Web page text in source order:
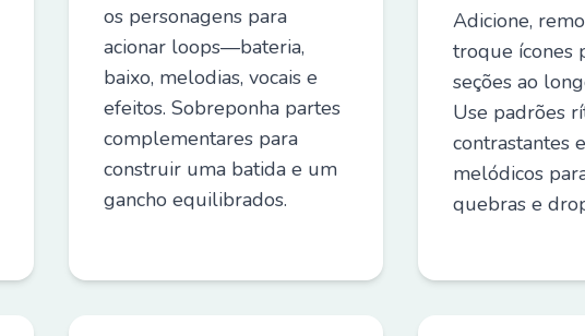
os personagens para
acionar loops—bateria,
baixo, melodias, vocais e
efeitos. Sobreponha partes
complementares para
construir uma batida e um
gancho equilibrados.
Adicione,
troque ícones
seções ao
Use padrões
contrastantes
melódicos
quebras e